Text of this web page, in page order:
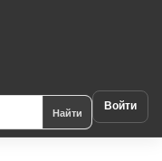
Найти Войти